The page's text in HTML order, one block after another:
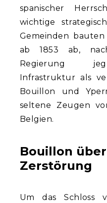
spanischer
wichtige
Gemeinden
ab 1853 ab,
Regierung
Infrastruktur als
Bouillon und
seltene Zeugen
Belgien.
Bouillon
Zerstörung
Um das Schloss